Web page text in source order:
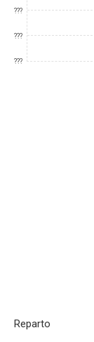
???
???
???
Reparto